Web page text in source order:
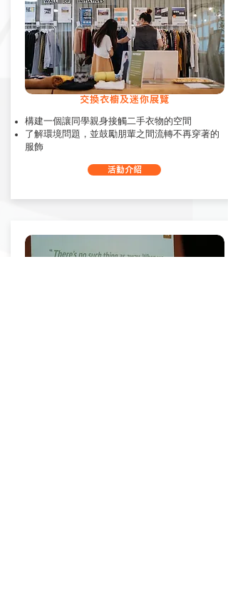
交換衣櫥及迷你展覽
構建一個讓同學親身接觸二手衣物的空間
了解環境問題，並鼓勵朋輩之間流轉不再穿著的
服飾
活動介紹